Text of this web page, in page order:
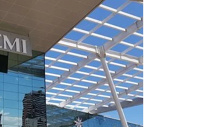
Inauguração Ninetto Fortaleza